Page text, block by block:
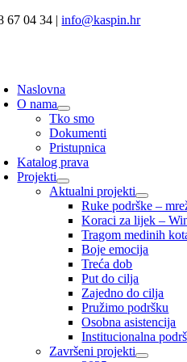
Skip
67 04 34 |info@kaspin.hr
Naslovna
O nama
Tko smo
Dokumenti
Pristupnica
Katalog prava
Projekti
Aktualni projekti
Ruke podrške –
Koraci za lijek –
Tragom medinih
Boje emocija
Treća dob
Put do cilja
Zajedno do cilja
Pružimo podršku
Osobna asistencija
Institucionalna
Završeni projekti